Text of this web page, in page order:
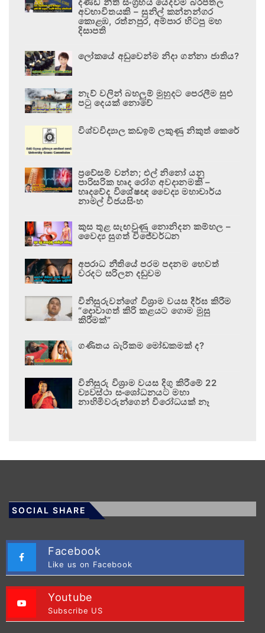
අවභාවිතයකි – සුනිල් කන්නන්ගර
කොළඹ, රත්නපුර, අම්පාර හිටපු මහ
දිසාපති
ලෝකයේ අඩුවෙන්ම නිදා ගන්නා ජාතිය?
නැව් වලින් බහලුම් මුහුදට පෙරලීම සුළු
පටු දෙයක් නොවේ
විශ්වවිද්‍යාල කඩඉම් ලකුණු නිකුත් කෙරේ
ප්‍රවේසම් වන්න; එල් නිනෝ යනු
පාරිසරික හෘද රෝග අවදානමකි –
හෘදවේද විශේෂඥ වෛද්‍ය මහාචාර්ය
නාමල් විජයසිංහ
කුස තුළ සැඟවුණු නොනිදන කම්හල –
වෛද්‍ය සුගත් විජේවර්ධන
අපරාධ නීතියේ පරම පදනම හෙවත්
වරදට සරිලන දඬුවම
විනිසුරුවන්ගේ විශ්‍රාම වයස දීර්ඝ කිරීම
“දොවාගත් කිරි කළයට ගොම මුසු
කිරීමක්”
ගණිතය බැරිකම මෝඩකමක් ද?
විනිසුරු විශ්‍රාම වයස දිගු කිරීමේ 22
ව්‍යවස්ථා සංශෝධනයට මහා
නාහිමිවරුන්ගෙන් විරෝධයක් නෑ
SOCIAL SHARE
Facebook
Like us on Facebook
Youtube
Subscribe US